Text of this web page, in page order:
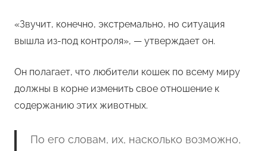
«Звучит, конечно, экстремально, но ситуация
вышла из-под контроля», — утверждает он.
Он полагает, что любители кошек по всему миру
должны в корне изменить свое отношение к
содержанию этих животных.
По его словам, их, насколько возможно,